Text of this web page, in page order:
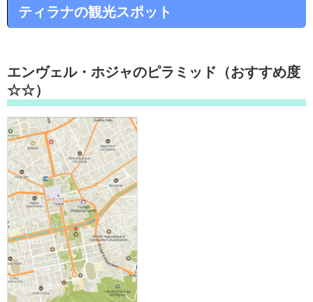
ティラナの観光スポット
エンヴェル・ホジャのピラミッド（おすすめ度
☆☆）